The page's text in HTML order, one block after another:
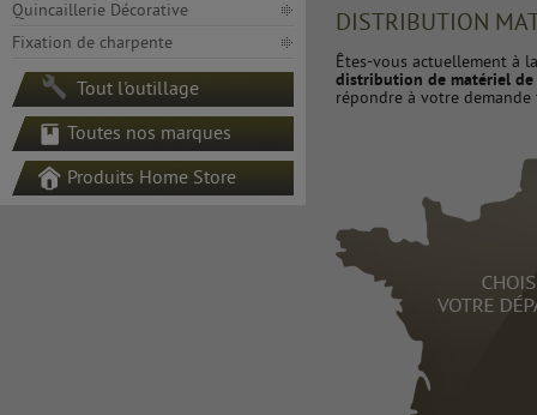
Quincaillerie Décorative
Fixation de charpente
Tout l'outillage
Toutes nos marques
Produits Home Store
DISTRIBUTION
Êtes-vous actuellement à
distribution de matériel de
répondre à votre